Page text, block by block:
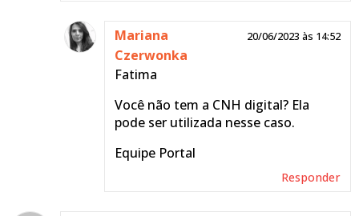
Magalhães
Perdi minha CNH, tenho ela
digital no celular, ela
venceu em 28/08/23, onde
Mariana
Czerwonka
20/06/2023 às 14:52
Fatima
Você não tem a CNH digital? Ela
pode ser utilizada nesse caso.
Equipe Portal
Responder